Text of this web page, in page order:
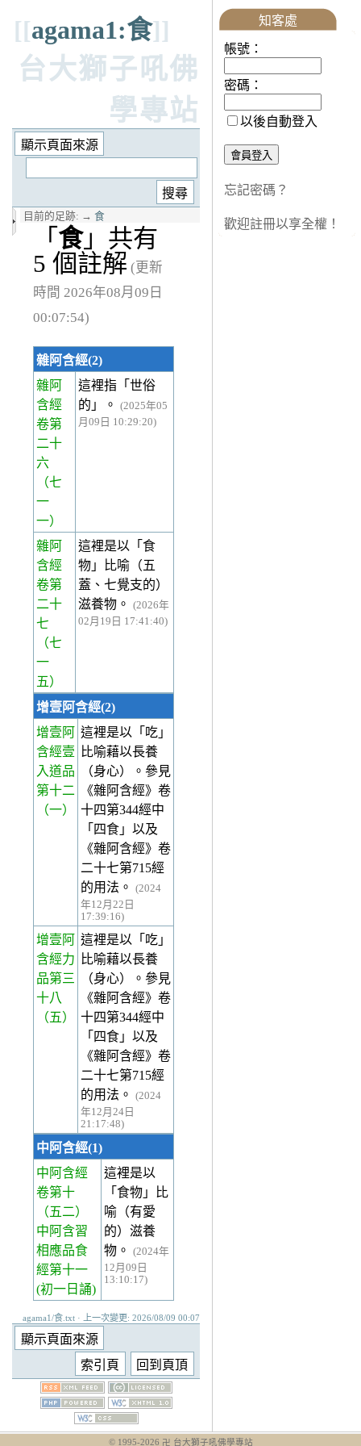
[[agama1:食]]
台大獅子吼佛
學專站
目前的足跡: → 食
「 食」共有
5 個註解 (更新
時間 2026年08月09日
00:07:54)
雜阿含經(2)
雜阿
含經
卷第
二十
六
（七
一
一）
這裡指「世俗
的」。
(2025年05
月09日 10:29:20)
雜阿
含經
卷第
二十
七
（七
一
五）
這裡是以「食
物」比喻（五
蓋、七覺支的）
滋養物。
(2026年
02月19日 17:41:40)
增壹阿含經(2)
增壹阿
含經壹
入道品
第十二
（一）
這裡是以「吃」
比喻藉以長養
（身心）。參見
《雜阿含經》卷
十四第344經中
「四食」以及
《雜阿含經》卷
二十七第715經
的用法。
(2024
年12月22日
17:39:16)
增壹阿
含經力
品第三
十八
（五）
這裡是以「吃」
比喻藉以長養
（身心）。參見
《雜阿含經》卷
十四第344經中
「四食」以及
《雜阿含經》卷
二十七第715經
的用法。
(2024
年12月24日
21:17:48)
中阿含經(1)
中阿含經
卷第十
（五二）
中阿含習
相應品食
經第十一
(初一日誦)
這裡是以
「食物」比
喻（有愛
的）滋養
物。
(2024年
12月09日
13:10:17)
agama1/食.txt · 上一次變更: 2026/08/09 00:07
知客處
帳號：
密碼：
以後自動登入
忘記密碼？
歡迎註冊以享全權！
© 1995-2026 卍 台大獅子吼佛學專站